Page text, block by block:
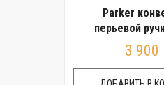
Parker
перьевой
3 900